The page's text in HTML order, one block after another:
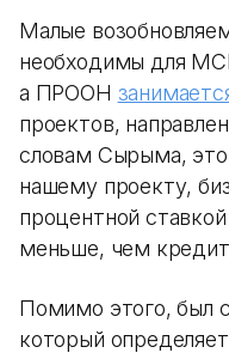
Малые
необходимы для
а ПРООН
проектов,
словам Сырыма, это
нашему проекту,
процентной
меньше, чем кредит
Помимо этого, был
который